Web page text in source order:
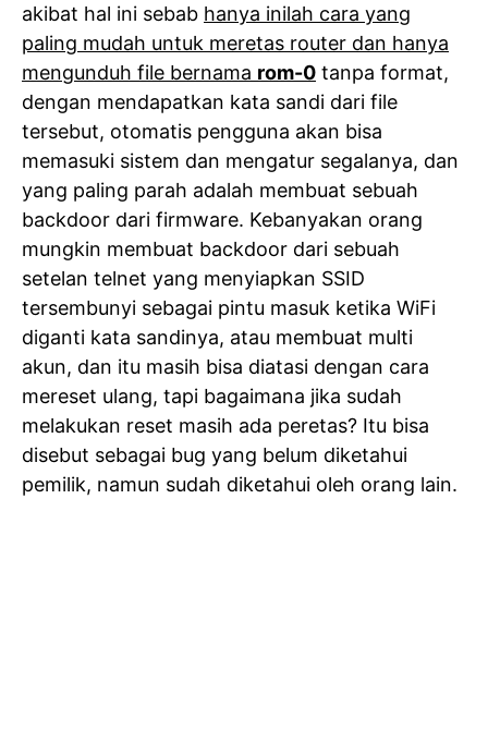
akibat hal ini sebab hanya inilah cara yang
paling mudah untuk meretas router dan hanya
mengunduh file bernama rom-0 tanpa format,
dengan mendapatkan kata sandi dari file
tersebut, otomatis pengguna akan bisa
memasuki sistem dan mengatur segalanya, dan
yang paling parah adalah membuat sebuah
backdoor dari firmware. Kebanyakan orang
mungkin membuat backdoor dari sebuah
setelan telnet yang menyiapkan SSID
tersembunyi sebagai pintu masuk ketika WiFi
diganti kata sandinya, atau membuat multi
akun, dan itu masih bisa diatasi dengan cara
mereset ulang, tapi bagaimana jika sudah
melakukan reset masih ada peretas? Itu bisa
disebut sebagai bug yang belum diketahui
pemilik, namun sudah diketahui oleh orang lain.